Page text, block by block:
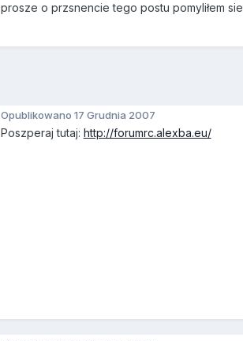
prosze o przsnencie tego postu pomyliłem sie
Opublikowano 17 Grudnia 2007
Poszperaj tutaj: http://forumrc.alexba.eu/